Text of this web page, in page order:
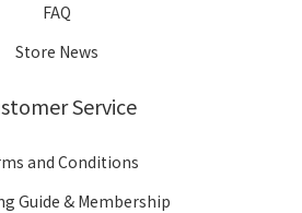
FAQ
Store News
Service
and Conditions
Guide & Membership